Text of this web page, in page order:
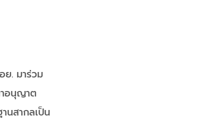
ย. มาร่วม
าอนุญาต
นสากลเป็น